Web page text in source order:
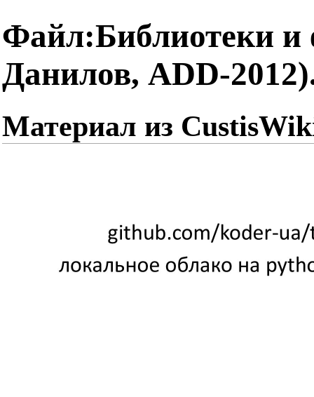
Файл:Библиотеки и
Данилов, ADD-
Материал из